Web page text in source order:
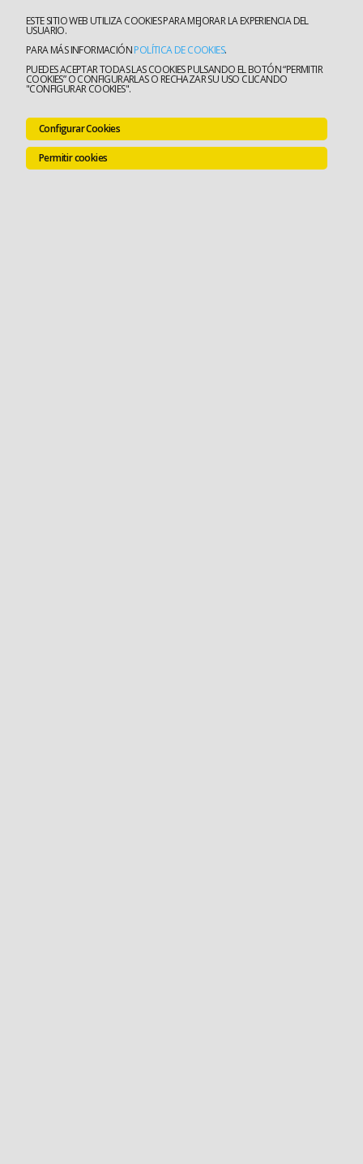
ESTE SITIO WEB UTILIZA COOKIES PARA MEJORAR LA EXPERIENCIA DEL
USUARIO.
PARA MÁS INFORMACIÓNPOLÍTICA DE COOKIES.
PUEDES ACEPTAR TODAS LAS COOKIES PULSANDO EL BOTÓN “PERMITIR
COOKIES” O CONFIGURARLAS O RECHAZAR SU USO CLICANDO
"CONFIGURAR COOKIES".
Configurar Cookies
Permitir cookies